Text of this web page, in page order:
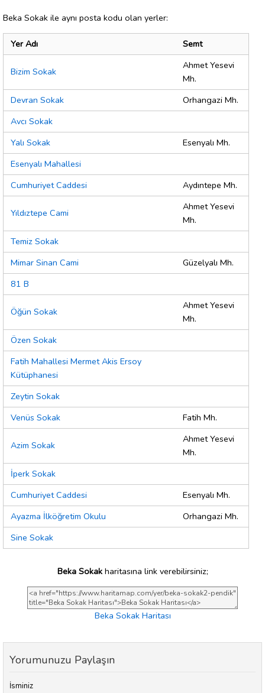
Beka Sokak ile aynı posta kodu olan yerler:
Yer Adı Semt
Bizim Sokak
Ahmet Yesevi
Mh.
Devran Sokak
Orhangazi Mh.
Avcı Sokak
Yalı Sokak
Esenyalı Mh.
Esenyalı Mahallesi
Cumhuriyet Caddesi
Aydıntepe Mh.
Yıldıztepe Cami
Ahmet Yesevi
Mh.
Temiz Sokak
Mimar Sinan Cami
Güzelyalı Mh.
81 B
Öğün Sokak
Ahmet Yesevi
Mh.
Özen Sokak
Fatih Mahallesi Mermet Akis Ersoy
Kütüphanesi
Zeytin Sokak
Venüs Sokak
Fatih Mh.
Azim Sokak
Ahmet Yesevi
Mh.
İperk Sokak
Cumhuriyet Caddesi
Esenyalı Mh.
Ayazma İlköğretim Okulu
Orhangazi Mh.
Sine Sokak
Beka Sokakharitasına link verebilirsiniz;
Beka Sokak Haritası
Yorumunuzu Paylaşın
İsminiz